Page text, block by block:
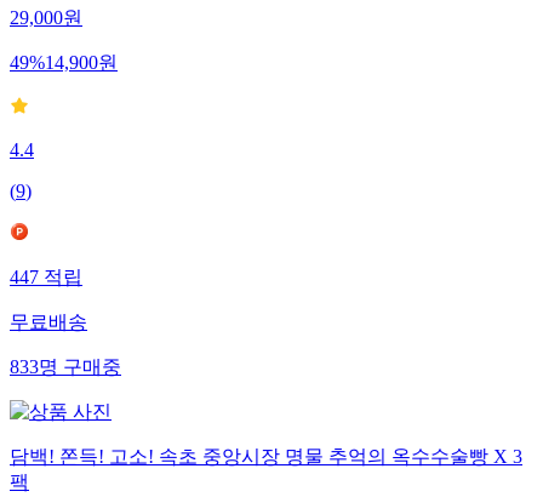
29,000원
49%14,900원
4.4
(9)
447적립
무료배송
833명구매중
담백! 쫀득! 고소! 속초 중앙시장 명물 추억의 옥수수술빵 X 3